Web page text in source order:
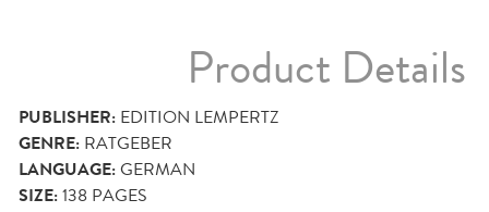
Product Details
PUBLISHER: EDITION LEMPERTZ
GENRE: RATGEBER
LANGUAGE:GERMAN
SIZE:138 PAGES